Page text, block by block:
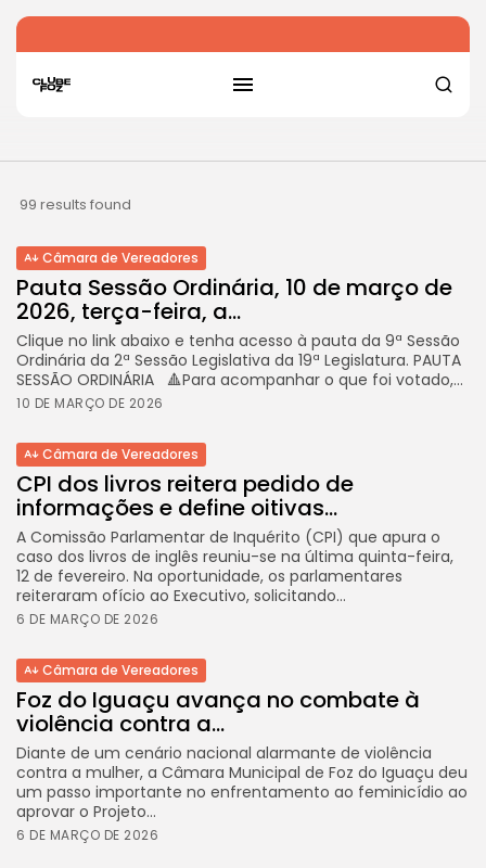
99 results found
Câmara de Vereadores
Pauta Sessão Ordinária, 10 de março de
2026, terça-feira, a...
Clique no link abaixo e tenha acesso à pauta da 9ª Sessão
Ordinária da 2ª Sessão Legislativa da 19ª Legislatura. PAUTA
SESSÃO ORDINÁRIA 🔺Para acompanhar o que foi votado,...
10 DE MARÇO DE 2026
Câmara de Vereadores
CPI dos livros reitera pedido de
informações e define oitivas...
A Comissão Parlamentar de Inquérito (CPI) que apura o
caso dos livros de inglês reuniu-se na última quinta-feira,
12 de fevereiro. Na oportunidade, os parlamentares
reiteraram ofício ao Executivo, solicitando...
6 DE MARÇO DE 2026
Câmara de Vereadores
Foz do Iguaçu avança no combate à
violência contra a...
Diante de um cenário nacional alarmante de violência
contra a mulher, a Câmara Municipal de Foz do Iguaçu deu
um passo importante no enfrentamento ao feminicídio ao
aprovar o Projeto...
6 DE MARÇO DE 2026